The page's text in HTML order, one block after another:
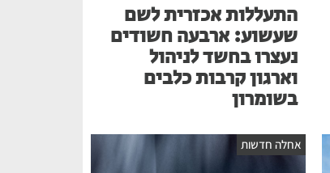
התעללות אכזרית לשם
שעשוע: ארבעה חשודים
נעצרו בחשד לניהול
וארגון קרבות כלבים
בשומרון
אחלה חדשות